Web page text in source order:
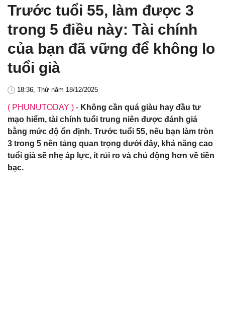
Trước tuổi 55, làm được 3
trong 5 điều này: Tài chính
của bạn đã vững để không lo
tuổi già
18:36, Thứ năm 18/12/2025
( PHUNUTODAY ) - Không cần quá giàu hay đầu tư
mạo hiểm, tài chính tuổi trung niên được đánh giá
bằng mức độ ổn định. Trước tuổi 55, nếu bạn làm tròn
3 trong 5 nền tảng quan trọng dưới đây, khả năng cao
tuổi già sẽ nhẹ áp lực, ít rủi ro và chủ động hơn về tiền
bạc.